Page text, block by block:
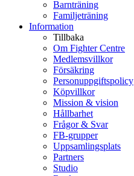
Barnträning
Familjeträning
Information
Tillbaka
Om Fighter Centre
Medlemsvillkor
Försäkring
Personuppgiftspolicy
Köpvillkor
Mission & vision
Hållbarhet
Frågor & Svar
FB-grupper
Uppsamlingsplats
Partners
Studio